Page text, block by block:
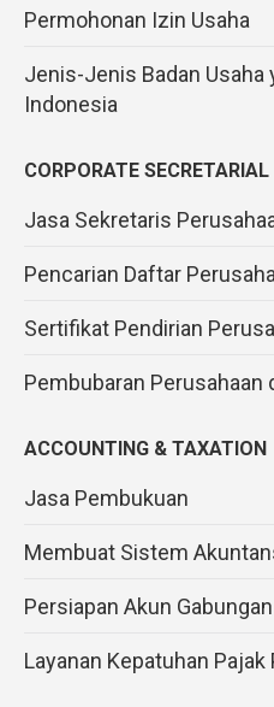
Permohonan Izin Usaha
Jenis-Jenis Badan Usaha
Indonesia
CORPORATE SECRETARIAL
Jasa Sekretaris
Pencarian Daftar
Sertifikat Pendirian
Pembubaran Perusahaan
ACCOUNTING & TAXATION
Jasa Pembukuan
Membuat Sistem
Persiapan Akun
Layanan Kepatuhan